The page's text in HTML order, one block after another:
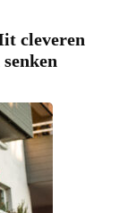
cleveren